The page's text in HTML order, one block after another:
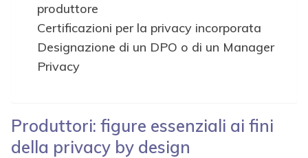
produttore
Certificazioni per la privacy incorporata
Designazione di un DPO o di un Manager
Privacy
Produttori: figure essenziali ai fini
della privacy by design